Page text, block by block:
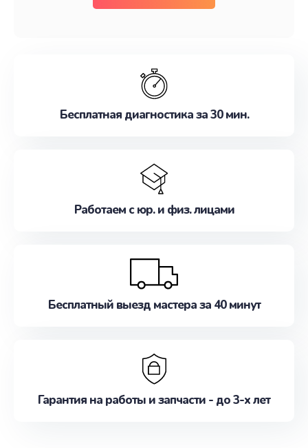
Бесплатная диагностика за 30 мин.
Работаем с юр. и физ. лицами
Бесплатный выезд мастера за 40 минут
Гарантия на работы и запчасти - до 3-х лет